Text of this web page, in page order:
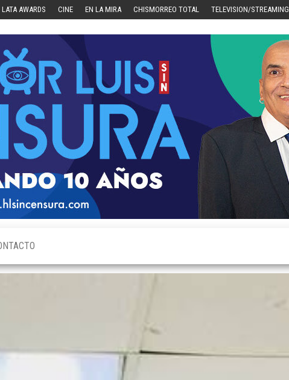
LATA AWARDS CINE EN LA MIRA CHISMORREO TOTAL TELEVISION/STREAMING